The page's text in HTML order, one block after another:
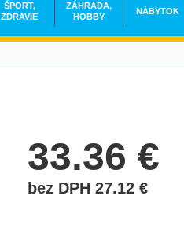
33.36€
bez DPH 27.12€
ŠPORT,
ZDRAVIE
ZÁHRADA,
HOBBY
NÁBYTOK